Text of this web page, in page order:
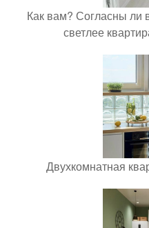
Как вам? Согласны ли
светлее
Двухкомнатная